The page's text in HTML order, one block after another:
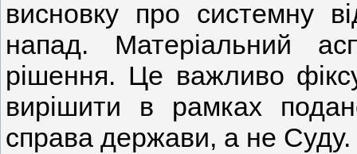
висновку про системну
напад. Матеріальний
рішення. Це важливо
вирішити в рамках
справа держави, а не Суду.